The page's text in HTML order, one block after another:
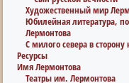
Художественный мир
Юбилейная литература,
Лермонтова
С милого севера в
Ресурсы
Имя Лермонтова
Театры им. Лермонтова